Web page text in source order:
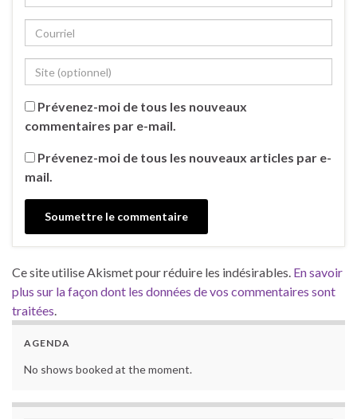
Prévenez-moi de tous les nouveaux
commentaires par e-mail.
Prévenez-moi de tous les nouveaux articles par e-
mail.
Ce site utilise Akismet pour réduire les indésirables. En savoir
plus sur la façon dont les données de vos commentaires sont
traitées.
AGENDA
No shows booked at the moment.